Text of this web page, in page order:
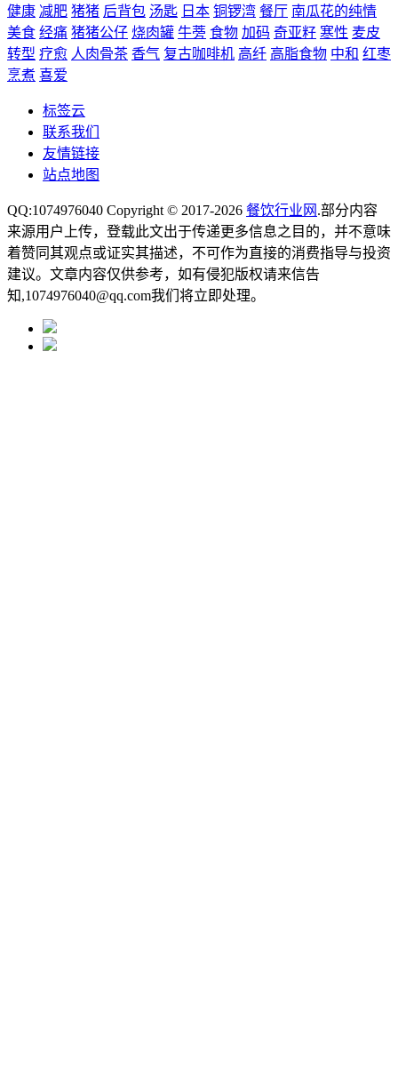
健康 减肥 猪猪 后背包 汤匙 日本 铜锣湾 餐厅 南瓜花的纯情
美食 经痛 猪猪公仔 烧肉罐 牛蒡 食物 加码 奇亚籽 寒性 麦皮
转型 疗愈 人肉骨茶 香气 复古咖啡机 高纤 高脂食物 中和 红枣
烹煮 喜爱
标签云
联系我们
友情链接
站点地图
QQ:1074976040 Copyright © 2017-2026 餐饮行业网 .部分内容
来源用户上传，登载此文出于传递更多信息之目的，并不意味
着赞同其观点或证实其描述，不可作为直接的消费指导与投资
建议。文章内容仅供参考，如有侵犯版权请来信告
知,1074976040@qq.com我们将立即处理。